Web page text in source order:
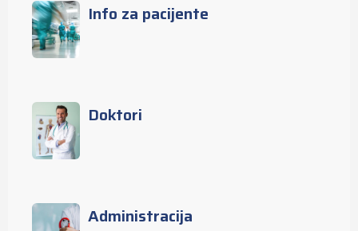
Info za pacijente
Doktori
Administracija